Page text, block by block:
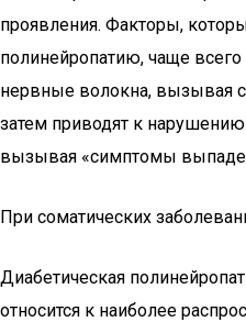
проявления. Факторы,
полинейропатию, чаще
нервные волокна, вызывая
затем приводят к
вызывая «симптомы
При соматических
Диабетическая
относится к наиболее